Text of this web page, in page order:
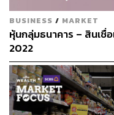
ศูน
ด้า
ทาง
หลั
ข้อ
BUSINESS / MARKET
หุ้นกลุ่มธนาคาร – สินเชื่
2022